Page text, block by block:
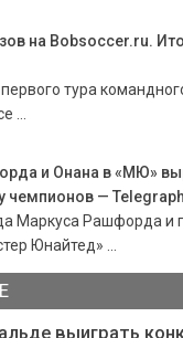
на Bobsoccer.ru.
тура
...
и Онана в «МЮ»
чемпионов — Telegraph
Маркуса Рашфорда и
Юнайтед» ...
выиграть